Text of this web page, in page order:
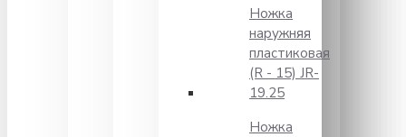
Ножка
наружняя
пластиковая
(R - 15) JR-
19.25
Ножка